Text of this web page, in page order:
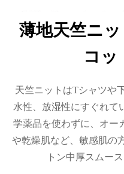
薄地天竺ニ
コッ
天竺ニットはTシャツや
水性、放湿性にすぐれて
学薬品を使わずに、オー
や乾燥肌など、敏感肌の
トン中厚スムー